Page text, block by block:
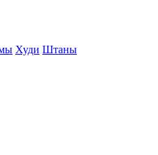
Худи Штаны